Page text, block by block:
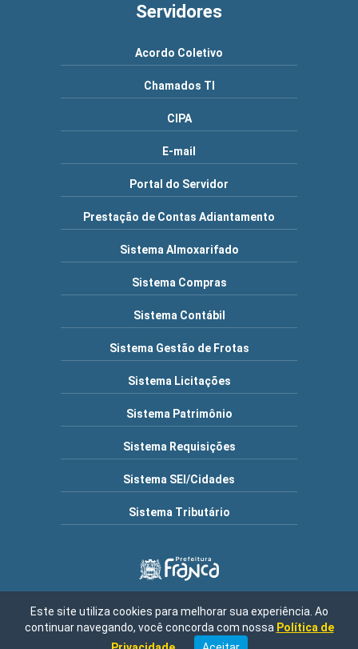
Servidores
Acordo Coletivo
Chamados TI
CIPA
E-mail
Portal do Servidor
Prestação de Contas Adiantamento
Sistema Almoxarifado
Sistema Compras
Sistema Contábil
Sistema Gestão de Frotas
Sistema Licitações
Sistema Patrimônio
Sistema Requisições
Sistema SEI/Cidades
Sistema Tributário
Município de Franca | Endereço: R. Frederico Moura, 1517 -
Cidade Nova, Franca - SP, 14401-150 / Central de Atendimento:
08h30 às 16h00 / Fone: (16) 3711-9000 | CNPJ: 47.970.769/0001-
Este site utiliza cookies para melhorar sua experiência. Ao
continuar navegando, você concorda com nossa Política de